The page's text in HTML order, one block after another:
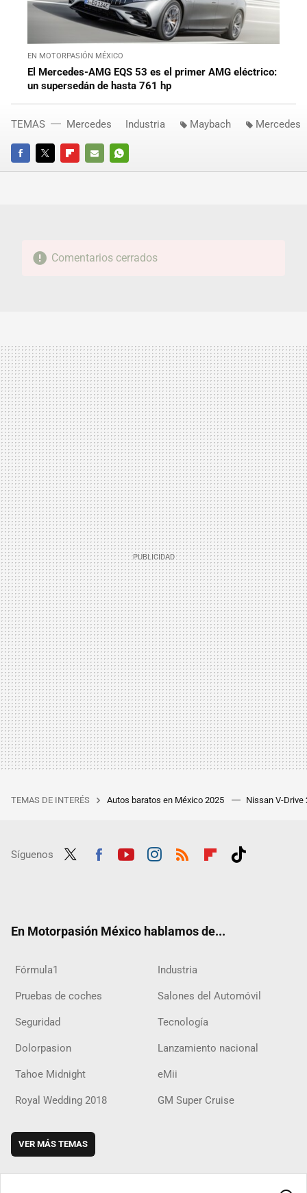
EN MOTORPASIÓN MÉXICO
El Mercedes-AMG EQS 53 es el primer AMG eléctrico:
un supersedán de hasta 761 hp
FACEBOOKTWITTERFLIPBOARD
E-
WHATSAPP
TEMAS Mercedes Industria Maybach Mercedes
Comentarios cerrados
TEMAS DE INTERÉS Autos baratos en México 2025 Nissan V-Drive
Síguenos
En Motorpasión México hablamos de...
Fórmula1 Industria
Pruebas de coches Salones del Automóvil
Seguridad Tecnología
Dolorpasion Lanzamiento nacional
Tahoe Midnight eMii
Royal Wedding 2018 GM Super Cruise
VER MÁS TEMAS